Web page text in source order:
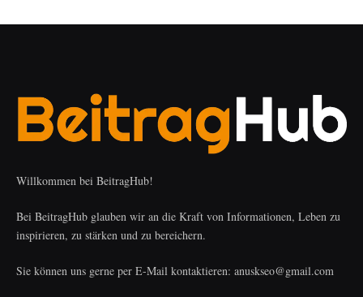
Willkommen bei BeitragHub!
Bei BeitragHub glauben wir an die Kraft von Informationen, Leben zu
inspirieren, zu stärken und zu bereichern.
Sie können uns gerne per E-Mail kontaktieren: anuskseo@gmail.com